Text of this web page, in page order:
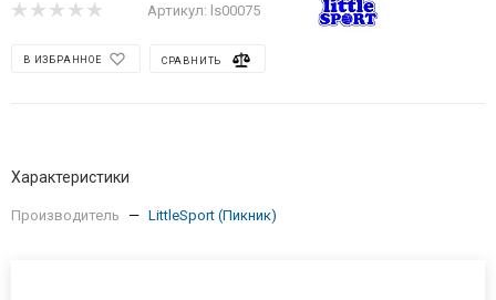
Артикул: ls00075
В ИЗБРАННОЕ СРАВНИТЬ
Характеристики
Производитель — LittleSport (Пикник)